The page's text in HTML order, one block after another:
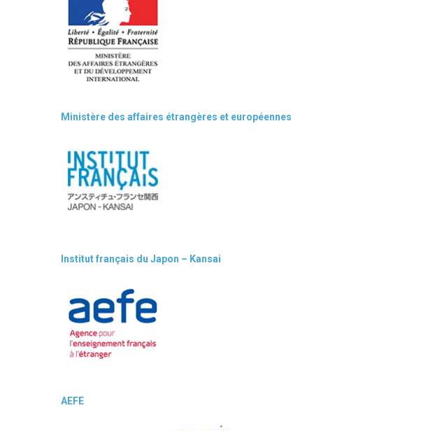
Ministère des affaires étrangères et européennes
Institut français du Japon – Kansai
AEFE